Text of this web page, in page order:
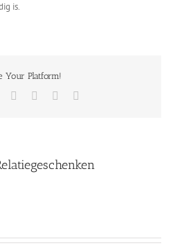
is.
Your Platform!
Whatsapp
TumblrPinterest